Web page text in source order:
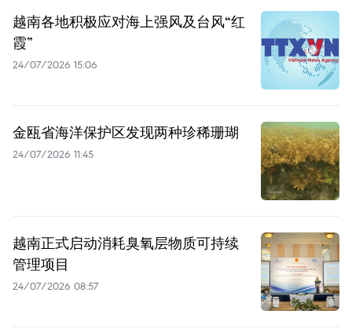
越南各地积极应对海上强风及台风“红
霞”
24/07/2026 15:06
金瓯省海洋保护区发现两种珍稀珊瑚
24/07/2026 11:45
越南正式启动消耗臭氧层物质可持续
管理项目
24/07/2026 08:57